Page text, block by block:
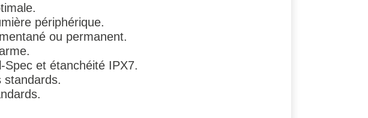
périphérique.
ou permanent.
et étanchéité IPX7.
standards.